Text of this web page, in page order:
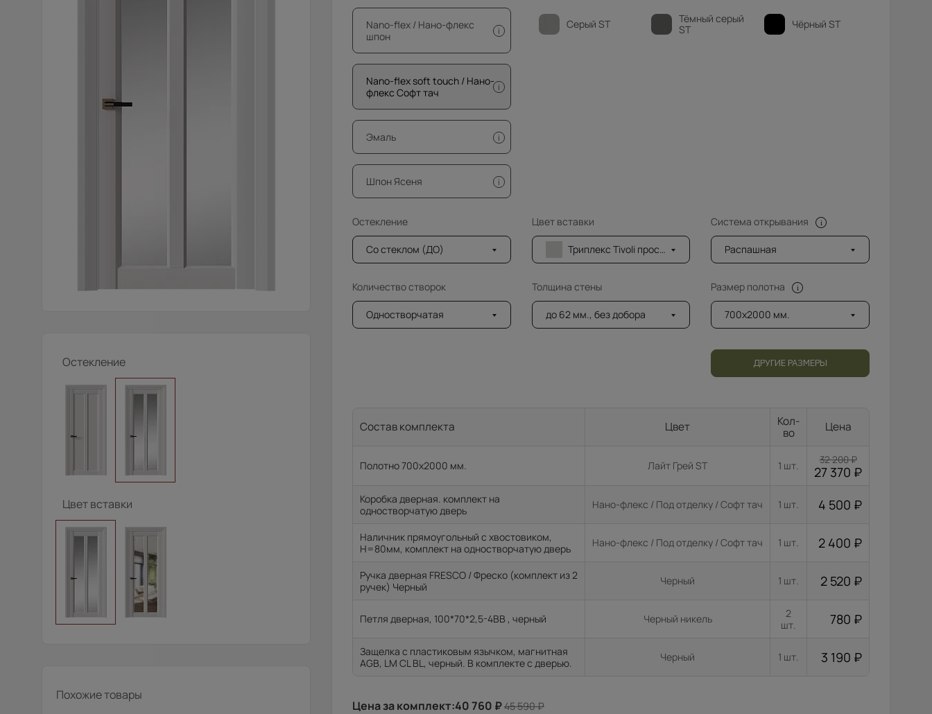
Остекление
Цвет вставки
Похожие товары
Nano-flex / Нано-флекс
шпон
i
Nano-flex soft touch / Нано-
флекс Софт тач
i
Эмаль i
Шпон Ясеня i
Серый ST
Тёмный серый
ST
Чёрный ST
Остекление
Со стеклом (ДО)
Цвет вставки
Триплекс Tivoli просветленный (8мм)
Система открывания
Распашная
Количество створок
Одностворчатая
Толщина стены
до 62 мм., без добора
Размер полотна
700x2000 мм.
ДРУГИЕ РАЗМЕРЫ
Состав комплекта Цвет
Кол-
во
Цена
Полотно 700x2000 мм. Лайт Грей ST 1 шт. 32 200₽
27 370 ₽
Коробка дверная. комплект на
одностворчатую дверь
Нано-флекс / Под отделку / Софт тач 1 шт. 4 500 ₽
Наличник прямоугольный с хвостовиком,
H=80мм, комплект на одностворчатую дверь
Нано-флекс / Под отделку / Софт тач 1 шт. 2 400 ₽
Ручка дверная FRESCO / Фреско (комплект из 2
ручек) Черный
Черный 1 шт. 2 520 ₽
Петля дверная, 100*70*2,5-4ВВ , черный Черный никель
2
шт.
780 ₽
Защелка с пластиковым язычком, магнитная
AGB, LM CL BL, черный. В комплекте с дверью.
Черный 1 шт. 3 190 ₽
Цена за комплект:40 760 ₽45 590₽